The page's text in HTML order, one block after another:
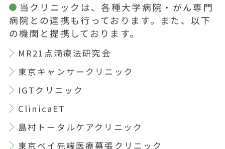
当クリニックは、各種大学病院・がん専門
病院との連携も行っております。また、以下
の機関と提携しております。
MR21点滴療法研究会
東京キャンサークリニック
IGTクリニック
ClinicaET
島村トータルケアクリニック
東京ベイ先端医療幕張クリニック